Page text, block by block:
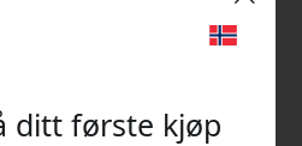
ditt første kjøp